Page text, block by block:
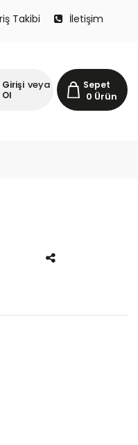
Takibi İletişim
Sepet
0 Ürün
Girişi veya
Ol